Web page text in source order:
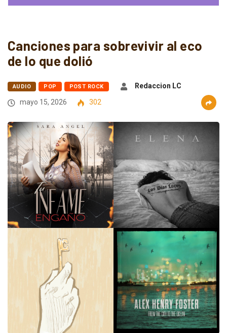
Canciones para sobrevivir al eco
de lo que dolió
AUDIO POP POST ROCK
Redaccion LC
mayo 15, 2026
302